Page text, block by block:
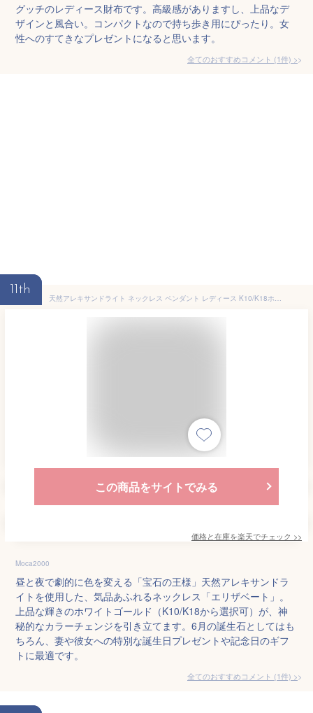
グッチのレディース財布です。高級感がありますし、上品なデ
ザインと風合い。コンパクトなので持ち歩き用にぴったり。女
性へのすてきなプレゼントになると思います。
全てのおすすめコメント (1件) >
11th
天然アレキサンドライト ネックレス ペンダント レディース K10/K18ホワイトゴールド K10/K18WG 18金 18k 6月誕生石 送料無料「エリザベート」誕生日プレゼント ギフト 女性 妻 嫁 20代 30代 40代 50代/製造納期20日
この商品をサイトでみる
価格と在庫を楽天でチェック >>
Moca2000
昼と夜で劇的に色を変える「宝石の王様」天然アレキサンドラ
イトを使用した、気品あふれるネックレス「エリザベート」。
上品な輝きのホワイトゴールド（K10/K18から選択可）が、神
秘的なカラーチェンジを引き立てます。6月の誕生石としてはも
ちろん、妻や彼女への特別な誕生日プレゼントや記念日のギフ
トに最適です。
全てのおすすめコメント (1件) >